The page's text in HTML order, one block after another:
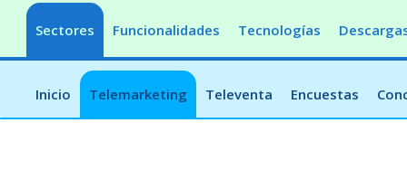
Sectores Funcionalidades Tecnologías
Inicio Telemarketing Televenta Encuestas